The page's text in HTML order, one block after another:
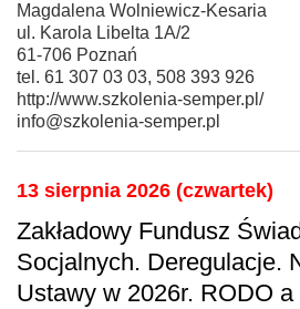
Magdalena Wolniewicz-Kesaria
ul. Karola Libelta 1A/2
61-706 Poznań
tel. 61 307 03 03, 508 393 926
http://www.szkolenia-semper.pl/
info@szkolenia-semper.pl
13 sierpnia 2026 (czwartek)
Zakładowy Fundusz
Socjalnych. Deregulacje.
Ustawy w 2026r. RODO